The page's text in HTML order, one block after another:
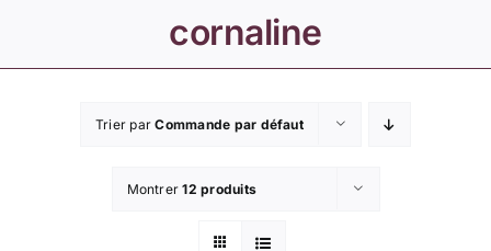
cornaline
Trier parCommande par défaut
Montrer12 produits